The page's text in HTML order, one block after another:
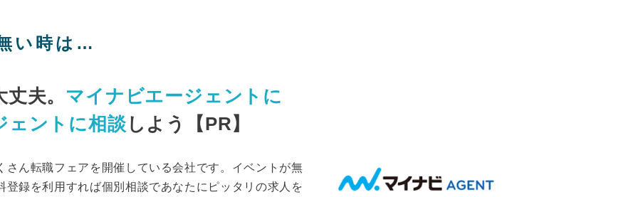
い時は…
夫。 マイナビエージェントに
ェントに相談 しよう【PR】
ん転職フェアを開催している会社です。イベントが無
登録を利用すれば個別相談であなたにピッタリの求人を